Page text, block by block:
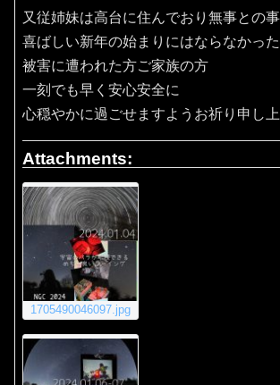
又従姉妹は高台に住んでおり無事との事
喜ばしい新年の始まりにはならなかっ
被害に遭われた方ご家族の方
一刻でも早く安心安全に
心穏やかに過ごせますようお祈り申し
Attachments:
1705490046097.jpg